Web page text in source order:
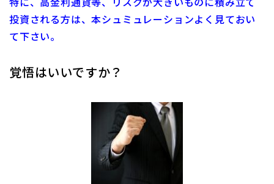
特に、高金利通貨等、リスクが大きいものに積み立て
投資される方は、本シュミュレーションよく見ておい
て下さい。
覚悟はいいですか？